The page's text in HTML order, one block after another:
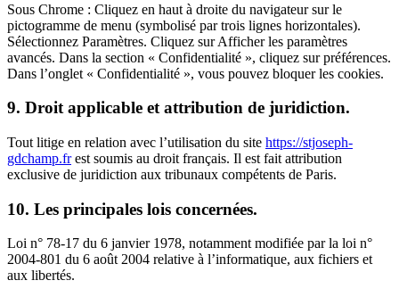
Sous Chrome : Cliquez en haut à droite du navigateur sur le
pictogramme de menu (symbolisé par trois lignes horizontales).
Sélectionnez Paramètres. Cliquez sur Afficher les paramètres
avancés. Dans la section « Confidentialité », cliquez sur préférences.
Dans l’onglet « Confidentialité », vous pouvez bloquer les cookies.
9. Droit applicable et attribution de juridiction.
Tout litige en relation avec l’utilisation du site https://stjoseph-
gdchamp.frest soumis au droit français. Il est fait attribution
exclusive de juridiction aux tribunaux compétents de Paris.
10. Les principales lois concernées.
Loi n° 78-17 du 6 janvier 1978, notamment modifiée par la loi n°
2004-801 du 6 août 2004 relative à l’informatique, aux fichiers et
aux libertés.